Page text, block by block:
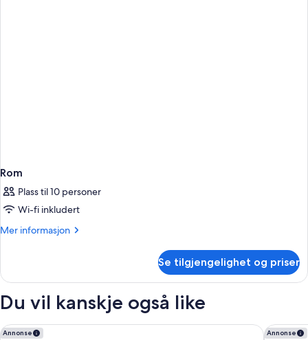
Rom
Plass til 10 personer
Wi-fi inkludert
Mer informasjon
Mer
Se tilgjengelighet og priser
Du vil kanskje også like
Annonse
InterContinental Table Bay Cape Town by IHG Annonse
Sovn